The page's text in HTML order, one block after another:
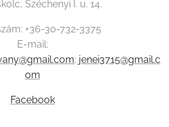
Széchenyi I. u. 14.
+36-30-732-3375
E-mail:
; jenei3715@gmail.c
om
Facebook